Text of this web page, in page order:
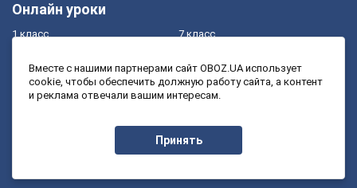
Онлайн уроки
1 класс
3 класс
7 класс
9 класс
Вместе с нашими партнерами сайт OBOZ.UA использует
cookie, чтобы обеспечить должную работу сайта, а контент
и реклама отвечали вашим интересам.
Принять